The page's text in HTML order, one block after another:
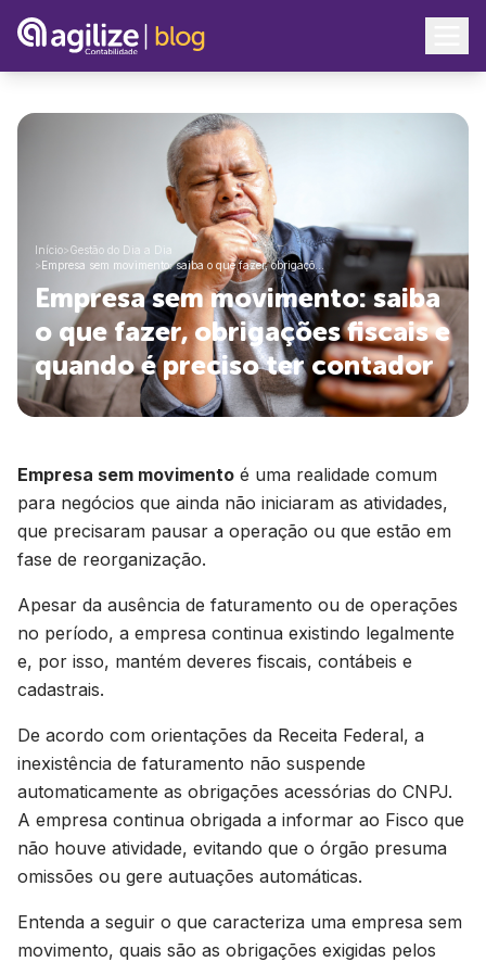
Início>Gestão do Dia a Dia
>Empresa sem movimento: saiba o que fazer, obrigaçõ…
Empresa sem movimento: saiba
o que fazer, obrigações fiscais e
quando é preciso ter contador
Empresa sem movimento é uma realidade comum
para negócios que ainda não iniciaram as atividades,
que precisaram pausar a operação ou que estão em
fase de reorganização.
Apesar da ausência de faturamento ou de operações
no período, a empresa continua existindo legalmente
e, por isso, mantém deveres fiscais, contábeis e
cadastrais.
De acordo com orientações da Receita Federal, a
inexistência de faturamento não suspende
automaticamente as obrigações acessórias do CNPJ.
A empresa continua obrigada a informar ao Fisco que
não houve atividade, evitando que o órgão presuma
omissões ou gere autuações automáticas.
Entenda a seguir o que caracteriza uma empresa sem
movimento, quais são as obrigações exigidas pelos